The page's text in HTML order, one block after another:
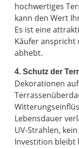
hochwertiges
kann den Wert
Es ist eine
Käufer anspricht
abhebt.
4. Schutz der
Dekorationen
Lebensdauer
UV-Strahlen,
Investition bleibt